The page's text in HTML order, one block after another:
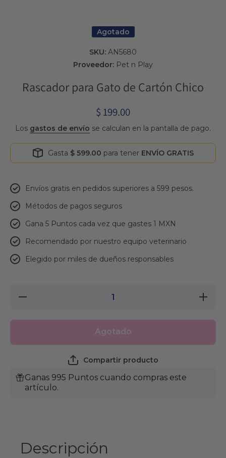
Agotado
SKU: AN5680
Proveedor: Pet n Play
Rascador para Gato de Cartón Chico
$ 199.00
Los gastos de envío se calculan en la pantalla de pago.
Gasta $ 599.00 para tener ENVÍO GRATIS
Envíos gratis en pedidos superiores a 599 pesos.
Métodos de pagos seguros
Gana 5 Puntos cada vez que gastes 1 MXN
Recomendado por nuestro equipo veterinario
Elegido por miles de dueños responsables
Reducir
Aumentar
cantidad
Agotado
Compartir producto
Ganas 995 Puntos cuando compras este
artículo.
Descripción